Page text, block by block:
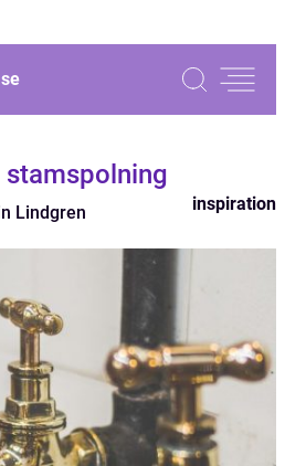
se
stamspolning
Lindgren inspiration